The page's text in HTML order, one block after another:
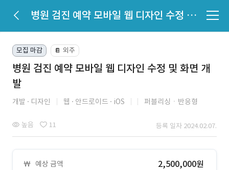
병원 검진 예약 모바일 웹 디자인 수정 및 화면 개발
모집 마감 📔 외주
병원 검진 예약 모바일 웹 디자인 수정 및 화면 개
발
개발 디자인 웹 안드로이드 iOS 퍼블리싱ㆍ반응형
높음 11 등록 일자 2024.02.07.
예상 금액 2,500,000원